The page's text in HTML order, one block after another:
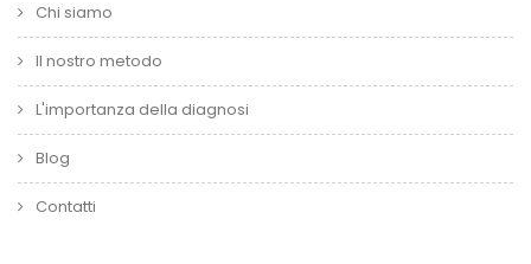
Chi siamo
Il nostro metodo
L'importanza della diagnosi
Blog
Contatti